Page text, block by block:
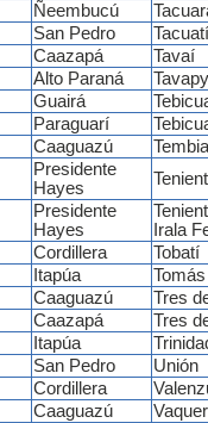
Ñeembucú
San Pedro
Tacuatí
Caazapá
Tavaí
Alto Paraná
Tavapy
Guairá
Paraguarí
Caaguazú
Presidente
Hayes
Presidente
Hayes
Irala
Cordillera
Tobatí
Itapúa
Caaguazú
Tres
Caazapá
Tres
Itapúa
San Pedro
Unión
Cordillera
Caaguazú